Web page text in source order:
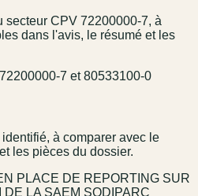
secteur CPV 72200000-7, à
dans l'avis, le résumé et les
7 et 80533100-0
à comparer avec le
les pièces du dossier.
PLACE DE REPORTING SUR
DE LA SAEM SODIPARC